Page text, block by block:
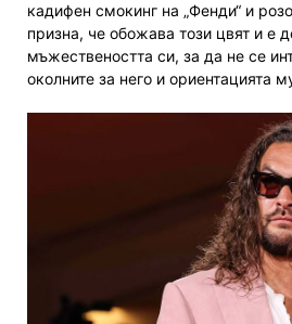
кадифен смокинг на „Фенди“ и
призна, че обожава този цвят и е
мъжествеността си, за да не се
околните за него и ориентацията